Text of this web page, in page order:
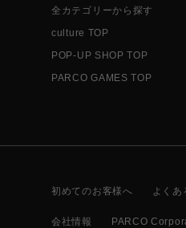
全カテゴリーから探す
culture TOP
POP-UP SHOP TOP
PARCO GAMES TOP
初めてのお客様へ よくあ
会社情報 PARCO